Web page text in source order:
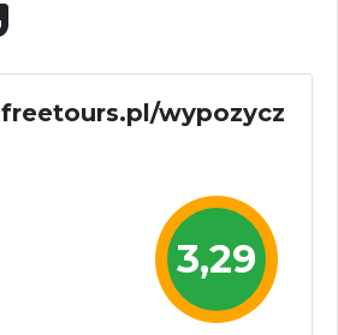
wypozycz
3,29